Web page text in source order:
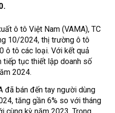
ô tô Việt Nam (VAMA), TC
10/2024, thị trường ô tô
ô tô các loại. Với kết quả
tiếp tục thiết lập doanh số
2024.
đã bán đến tay người dùng
tăng gần 6% so với tháng